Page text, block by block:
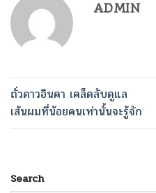
ADMIN
ถั่วดาวอินคา เคล็ดลับดูแล
เส้นผมที่น้อยคนเท่านั้นจะรู้จัก
Search